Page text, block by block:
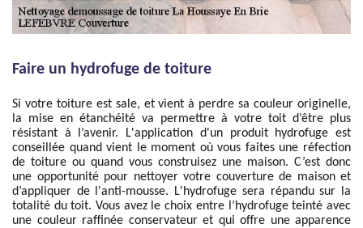
Faire un hydrofuge de toiture
Si votre toiture est sale, et vient à perdre sa couleur originelle,
la mise en étanchéité va permettre à votre toit d’être plus
résistant à l’avenir. L'application d'un produit hydrofuge est
conseillée quand vient le moment où vous faites une réfection
de toiture ou quand vous construisez une maison. C’est donc
une opportunité pour nettoyer votre couverture de maison et
d’appliquer de l'anti-mousse. L'hydrofuge sera répandu sur la
totalité du toit. Vous avez le choix entre l’hydrofuge teinté avec
une couleur raffinée conservateur et qui offre une apparence